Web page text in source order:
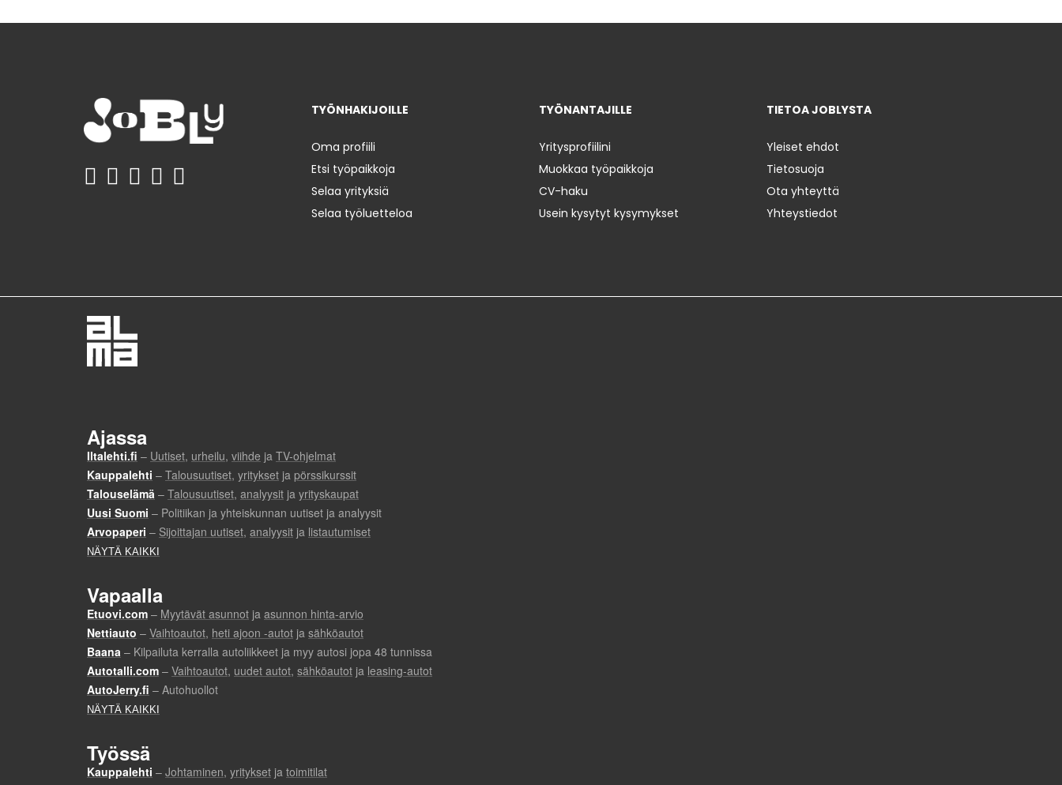
TYÖNHAKIJOILLE
Oma profiili
Etsi työpaikkoja
Selaa yrityksiä
Selaa työluetteloa
TYÖNANTAJILLE
Yritysprofiilini
Muokkaa työpaikkoja
CV-haku
Usein kysytyt kysymykset
TIETOA JOBLYSTA
Yleiset ehdot
Tietosuoja
Ota yhteyttä
Yhteystiedot